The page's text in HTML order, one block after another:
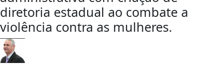
diretoria estadual ao combate a
violência contra as mulheres.